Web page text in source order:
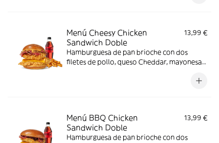
Menú Cheesy Chicken
Sandwich Doble
13,99 €
Hamburguesa de pan brioche con dos
filetes de pollo, queso Cheddar, mayonesa,
Menú BBQ Chicken
Sandwich Doble
13,99 €
Hamburguesa de pan brioche con dos